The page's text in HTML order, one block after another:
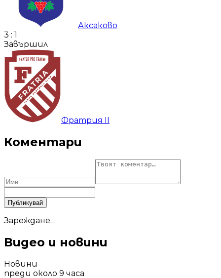
Аксаково
3 : 1
Завършил
Фратрия II
Коментари
Публикувай
Зареждане…
Видео и новини
Новини
преди около 9 часа